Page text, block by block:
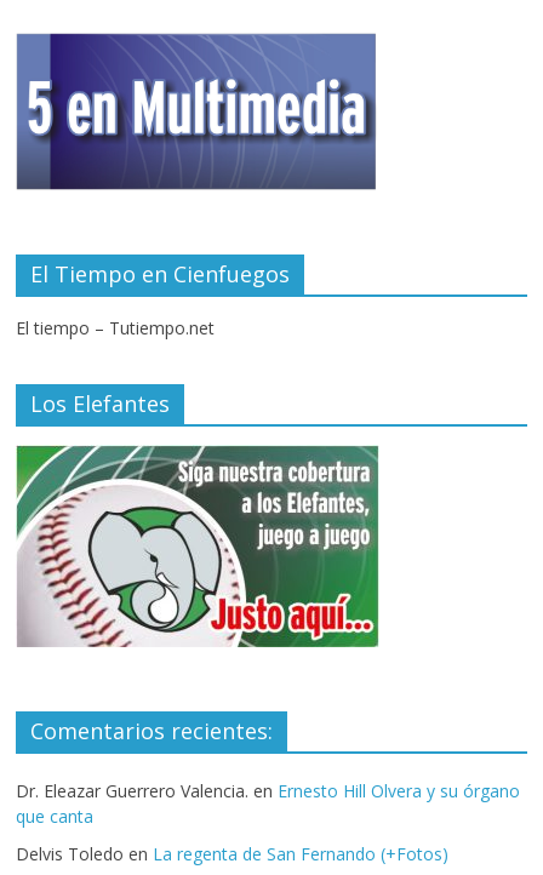
El Tiempo en Cienfuegos
El tiempo – Tutiempo.net
Los Elefantes
Comentarios recientes:
Dr. Eleazar Guerrero Valencia. en Ernesto Hill Olvera y su órgano
que canta
Delvis Toledo en La regenta de San Fernando (+Fotos)